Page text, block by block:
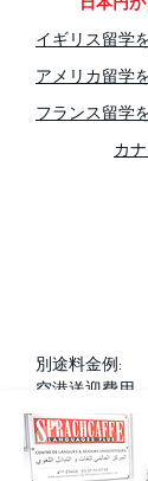
イギリス留学
アメリカ留学
フランス留学
カ
別途料金例:
空港送迎費用
数料など、
国別/校別で異
申し込み時に